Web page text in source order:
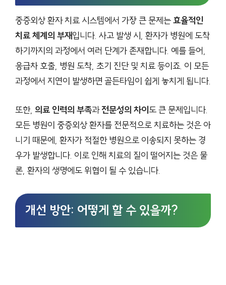
중증외상 환자 치료 시스템에서 가장 큰 문제는효율적인
치료 체계의 부재입니다. 사고 발생 시, 환자가 병원에 도착
하기까지의 과정에서 여러 단계가 존재합니다. 예를 들어,
응급차 호출, 병원 도착, 초기 진단 및 치료 등이죠. 이 모든
과정에서 지연이 발생하면 골든타임이 쉽게 놓치게 됩니다.
또한, 의료 인력의 부족과전문성의 차이도 큰 문제입니다.
모든 병원이 중증외상 환자를 전문적으로 치료하는 것은 아
니기 때문에, 환자가 적절한 병원으로 이송되지 못하는 경
우가 발생합니다. 이로 인해 치료의 질이 떨어지는 것은 물
론, 환자의 생명에도 위협이 될 수 있습니다.
개선 방안: 어떻게 할 수 있을까?